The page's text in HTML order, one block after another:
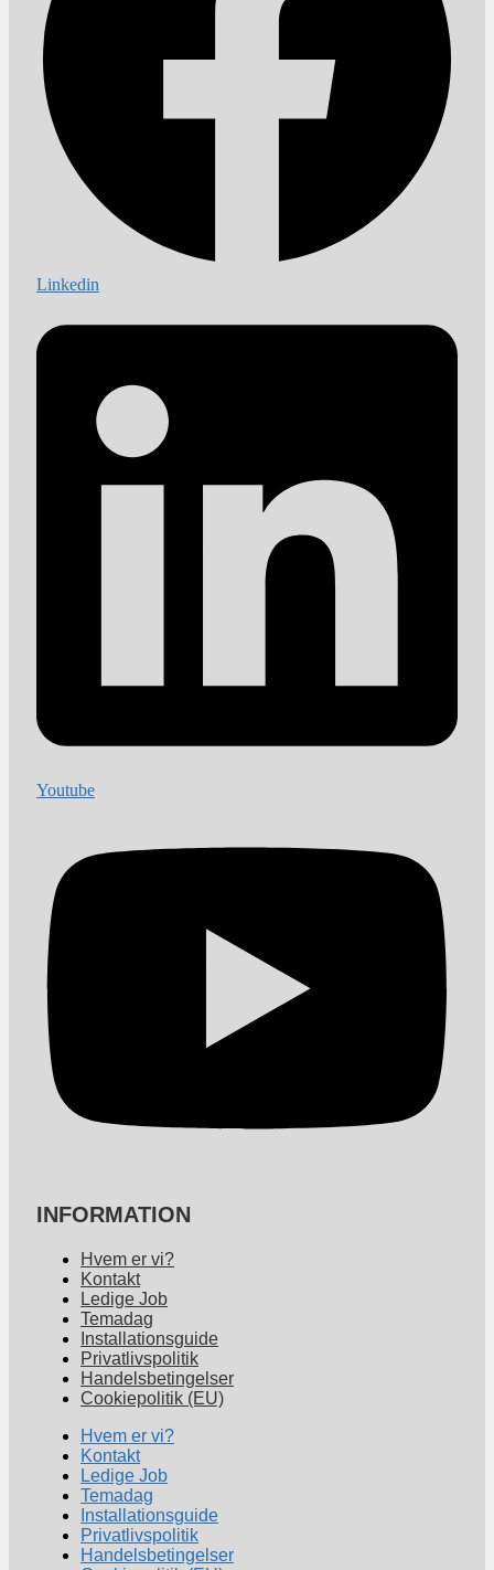
Linkedin
Youtube
INFORMATION
Hvem er vi?
Kontakt
Ledige Job
Temadag
Installationsguide
Privatlivspolitik
Handelsbetingelser
Cookiepolitik (EU)
Hvem er vi?
Kontakt
Ledige Job
Temadag
Installationsguide
Privatlivspolitik
Handelsbetingelser